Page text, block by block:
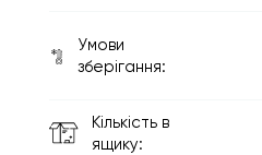
Умови
зберігання:
Кількість в
ящику: